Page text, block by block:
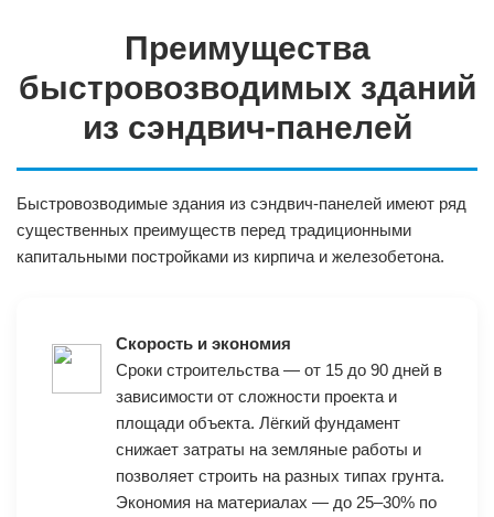
Преимущества
быстровозводимых зданий
из сэндвич-панелей
Быстровозводимые здания из сэндвич-панелей имеют ряд
существенных преимуществ перед традиционными
капитальными постройками из кирпича и железобетона.
Скорость и экономия
Сроки строительства — от 15 до 90 дней в
зависимости от сложности проекта и
площади объекта. Лёгкий фундамент
снижает затраты на земляные работы и
позволяет строить на разных типах грунта.
Экономия на материалах — до 25–30% по